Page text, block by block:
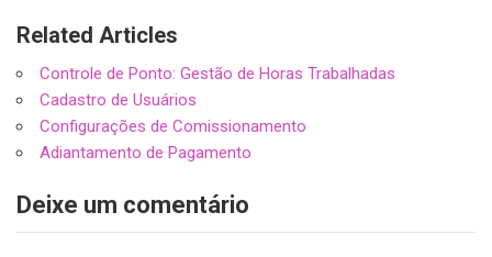
Related Articles
Controle de Ponto: Gestão de Horas Trabalhadas
Cadastro de Usuários
Configurações de Comissionamento
Adiantamento de Pagamento
Deixe um comentário